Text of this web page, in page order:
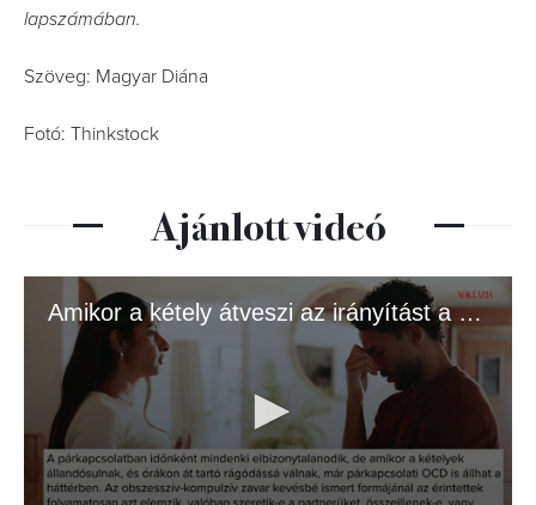
lapszámában.
Szöveg: Magyar Diána
Fotó: Thinkstock
Ajánlott videó
Amikor a kétely átveszi az irányítást a szerelem felett